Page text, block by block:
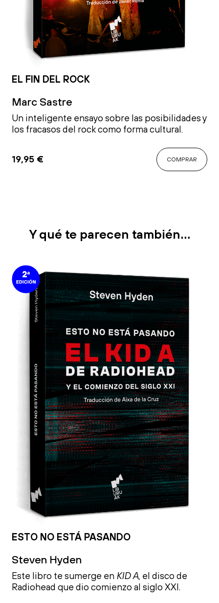
EL FIN DEL ROCK
Marc Sastre
Un inteligente ensayo sobre las posibilidades y
los fracasos del rock como forma cultural.
19,95 € COMPRAR
Y qué te parecen también…
ESTO NO ESTÁ PASANDO
Steven Hyden
Este libro te sumerge en KID A, el disco de
Radiohead que dio comienzo al siglo XXI.